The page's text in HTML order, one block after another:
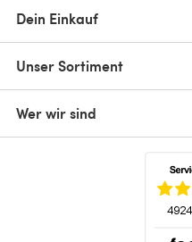
Dein Einkauf
Unser Sortiment
Wer wir sind